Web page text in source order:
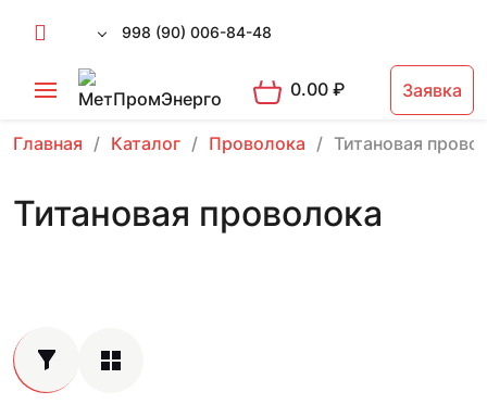
998 (90) 006-84-48
0.00₽ Заявка
Главная Каталог Проволока Титановая
Титановая проволока